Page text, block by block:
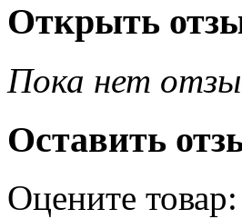
Открыть
Пока нет
Оставить
Оцените товар: